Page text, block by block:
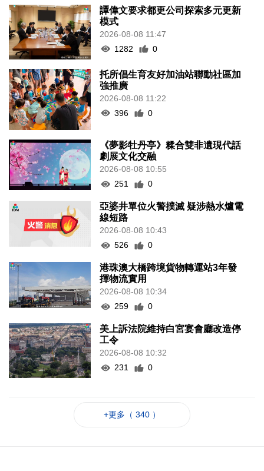
譚偉文要求都更公司探索多元更新
模式
2026-08-08 11:47
1282
0
托所倡生育友好加油站聯動社區加
強推廣
2026-08-08 11:22
396
0
《夢影牡丹亭》糅合雙非遺現代話
劇展文化交融
2026-08-08 10:55
251
0
亞婆井單位火警撲滅 疑涉熱水爐電
線短路
2026-08-08 10:43
526
0
港珠澳大橋跨境貨物轉運站3年發
揮物流實用
2026-08-08 10:34
259
0
美上訴法院維持白宮宴會廳改造停
工令
2026-08-08 10:32
231
0
+更多（ 340 ）